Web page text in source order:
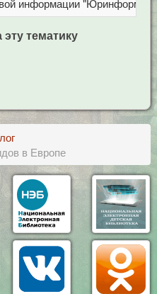
информации "Юринформ"
тематику
в Европе